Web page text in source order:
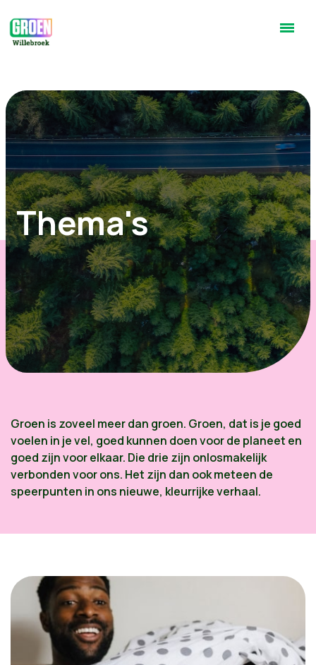
Thema's
Groen is zoveel meer dan groen. Groen, dat is je goed
voelen in je vel, goed kunnen doen voor de planeet en
goed zijn voor elkaar. Die drie zijn onlosmakelijk
verbonden voor ons. Het zijn dan ook meteen de
speerpunten in ons nieuwe, kleurrijke verhaal.